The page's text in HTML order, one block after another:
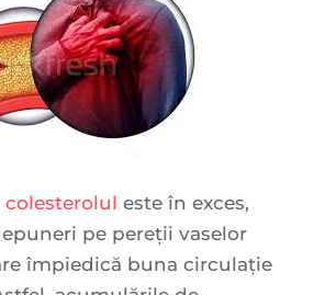
colesterolul este în exces,
pe pereţii vaselor
împiedică buna circulație